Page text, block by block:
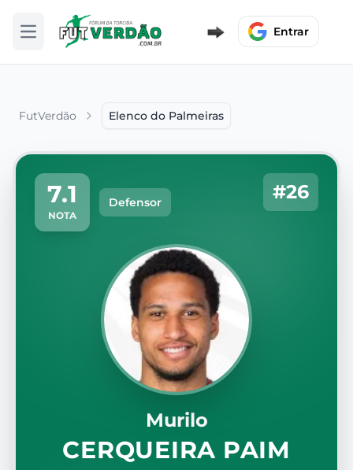
Abrir menu Entrar
FutVerdão Elenco do Palmeiras
7.1
NOTA
Defensor #26
Murilo
CERQUEIRA PAIM